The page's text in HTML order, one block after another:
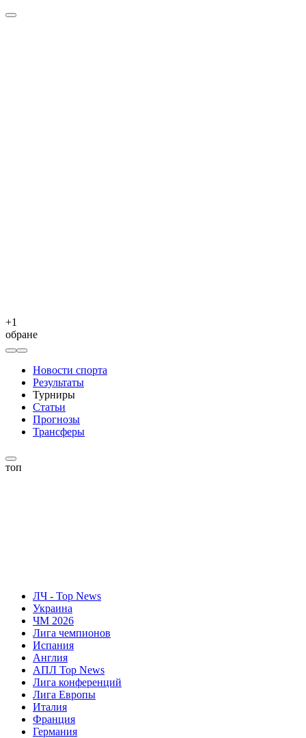
+1
обране
Новости спорта
Результаты
Турниры
Статьи
Прогнозы
Трансферы
топ
ЛЧ - Top News
Украина
ЧМ 2026
Лига чемпионов
Испания
Англия
АПЛ Top News
Лига конференций
Лига Европы
Италия
Франция
Германия